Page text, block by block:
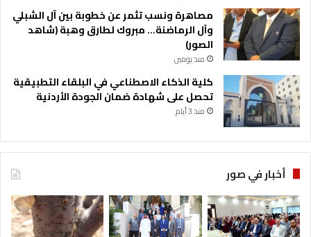
مصاهرة ونسب تثمر عن خطوبة بين آل الشبلي
وآل الرماضنة… مبروك لطارق وهبة (شاهد
الصور)
منذ يومين
كلية الذكاء الاصطناعي في البلقاء التطبيقية
تحصل على شهادة ضمان الجودة الأردنية
منذ 3 أيام
أخبار في صور